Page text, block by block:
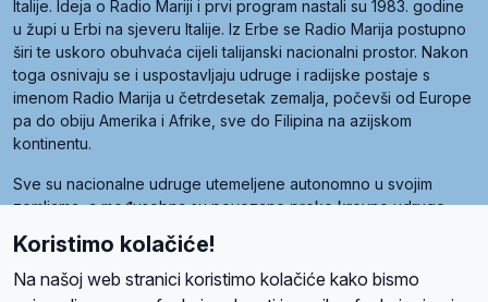
Italije. Ideja o Radio Mariji i prvi program nastali su 1983. godine
u župi u Erbi na sjeveru Italije. Iz Erbe se Radio Marija postupno
širi te uskoro obuhvaća cijeli talijanski nacionalni prostor. Nakon
toga osnivaju se i uspostavljaju udruge i radijske postaje s
imenom Radio Marija u četrdesetak zemalja, počevši od Europe
pa do obiju Amerika i Afrike, sve do Filipina na azijskom
kontinentu.
Sve su nacionalne udruge utemeljene autonomno u svojim
zemljama, a međusobna su povezane preko krovne udruge
Radio Maria). Svjetsku obitelj utemeljilo je sedam članica, među
kojima je i hrvatska Udruga Radio Marija.
Koristimo kolačiće!
Na našoj web stranici koristimo kolačiće kako bismo